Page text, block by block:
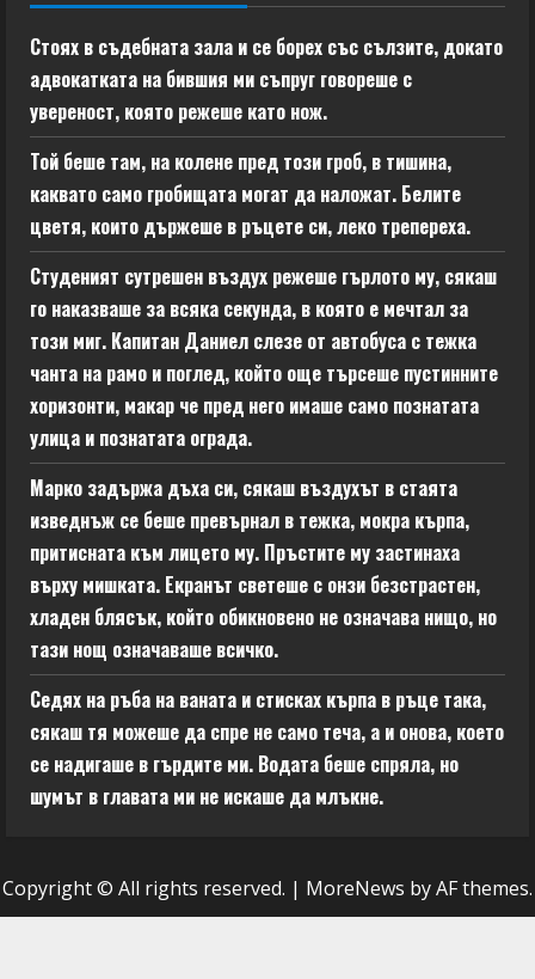
Стоях в съдебната зала и се борех със сълзите, докато
адвокатката на бившия ми съпруг говореше с
увереност, която режеше като нож.
Той беше там, на колене пред този гроб, в тишина,
каквато само гробищата могат да наложат. Белите
цветя, които държеше в ръцете си, леко трепереха.
Студеният сутрешен въздух режеше гърлото му, сякаш
го наказваше за всяка секунда, в която е мечтал за
този миг. Капитан Даниел слезе от автобуса с тежка
чанта на рамо и поглед, който още търсеше пустинните
хоризонти, макар че пред него имаше само познатата
улица и познатата ограда.
Марко задържа дъха си, сякаш въздухът в стаята
изведнъж се беше превърнал в тежка, мокра кърпа,
притисната към лицето му. Пръстите му застинаха
върху мишката. Екранът светеше с онзи безстрастен,
хладен блясък, който обикновено не означава нищо, но
тази нощ означаваше всичко.
Седях на ръба на ваната и стисках кърпа в ръце така,
сякаш тя можеше да спре не само теча, а и онова, което
се надигаше в гърдите ми. Водата беше спряла, но
шумът в главата ми не искаше да млъкне.
Copyright © All rights reserved. | MoreNews by AF themes.